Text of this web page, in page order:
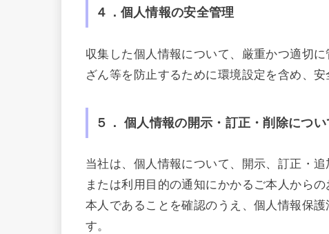
４．個人情報の安全管理
収集した個人情報について、厳重かつ適切
ざん等を防止するために環境設定を含め、安
５．個人情報の開示・訂正・削除につい
当社は、個人情報について、開示、訂正・
または利用目的の通知にかかるご本人から
本人であることを確認のうえ、個人情報保
す。